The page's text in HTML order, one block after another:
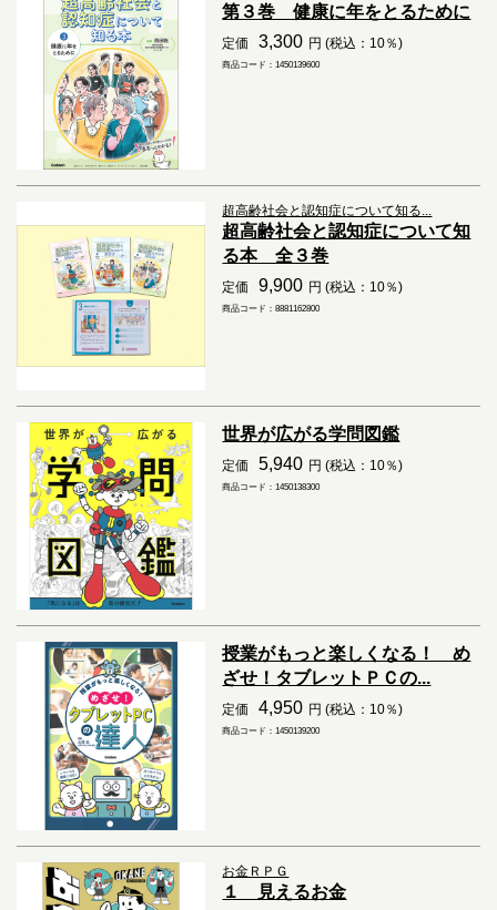
第３巻 健康に年をとるために
定価 3,300 円 (税込：10％)
商品コード：1450139600
超高齢社会と認知症について知る...
超高齢社会と認知症について知
る本 全３巻
定価 9,900 円 (税込：10％)
商品コード：8881162800
世界が広がる学問図鑑
定価 5,940 円 (税込：10％)
商品コード：1450138300
授業がもっと楽しくなる！ め
ざせ！タブレットＰＣの...
定価 4,950 円 (税込：10％)
商品コード：1450139200
お金ＲＰＧ
１ 見えるお金